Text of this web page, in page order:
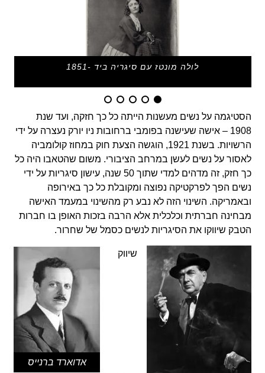
לולה מונטז עם סיגריה ביד -1851
הסטיגמה על נשים מעשנות הייתה כל כך חזקה, ועד שנת
1908 – אישה שעישנה בפומבי ברחובות ניו יורק נעצרה על ידי
הרשויות. בשנת 1921, הוגשה הצעת חוק במחוז קולומביה
לאסור על נשים לעשן במרחב הציבורי. משום שהטאבו היה כל
כך חזק, זה מדהים למדי שתוך 50 שנה, עישון סיגריות על ידי
נשים הפך לפרקטיקה נפוצה ומקובלת כל כך באירופה
ובאמריקה. השינוי הזה לא נבע רק מהשינוי במעמד האישה
מבחינה חברתית וכלכלית אלא הרבה בזכות האופן בו חברות
הטבק שיווקו את הסיגריות לנשים כסמל של שחרור.
אדוארד ברנייס
שיווק